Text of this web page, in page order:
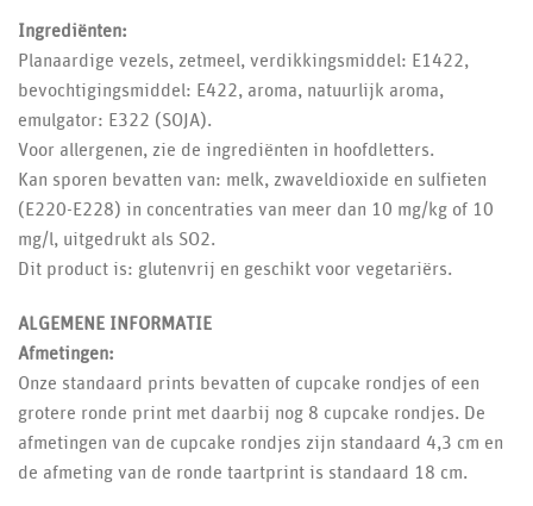
Ingrediënten:
Planaardige vezels, zetmeel, verdikkingsmiddel: E1422,
bevochtigingsmiddel: E422, aroma, natuurlijk aroma,
emulgator: E322 (SOJA).
Voor allergenen, zie de ingrediënten in hoofdletters.
Kan sporen bevatten van: melk, zwaveldioxide en sulfieten
(E220-E228) in concentraties van meer dan 10 mg/kg of 10
mg/l, uitgedrukt als SO2.
Dit product is: glutenvrij en geschikt voor vegetariërs.
ALGEMENE INFORMATIE
Afmetingen:
Onze standaard prints bevatten of cupcake rondjes of een
grotere ronde print met daarbij nog 8 cupcake rondjes. De
afmetingen van de cupcake rondjes zijn standaard 4,3 cm en
de afmeting van de ronde taartprint is standaard 18 cm.